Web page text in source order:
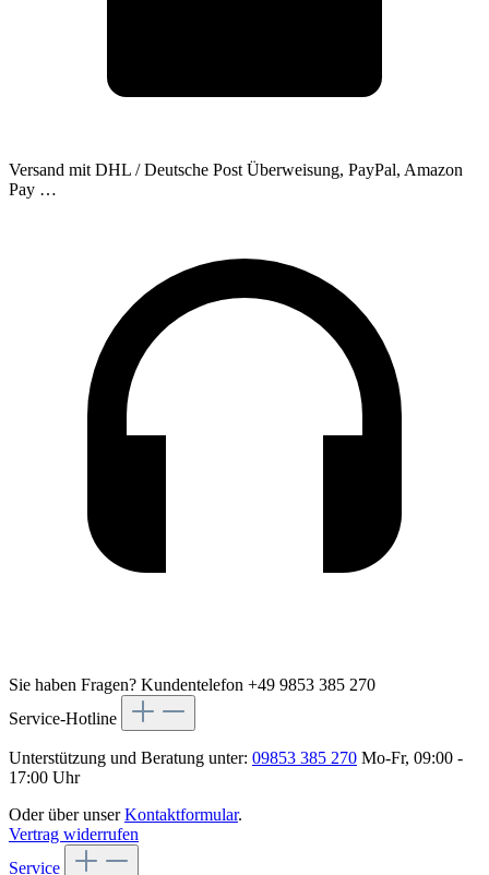
Versand mit DHL / Deutsche Post Überweisung, PayPal, Amazon
Pay …
Sie haben Fragen? Kundentelefon +49 9853 385 270
Service-Hotline
Unterstützung und Beratung unter: 09853 385 270 Mo-Fr, 09:00 -
17:00 Uhr
Oder über unserKontaktformular.
Vertrag widerrufen
Service